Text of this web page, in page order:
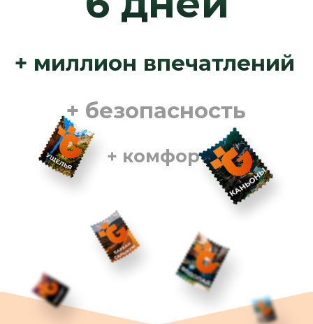
Сулакский каньон
и бархан Сарыкум
ДЕНЬ 1
Мы встречаем тебя 🤗
в аэропорту Махачкалы(Уйташ)
С этого момента
начинаются
Кавказа!